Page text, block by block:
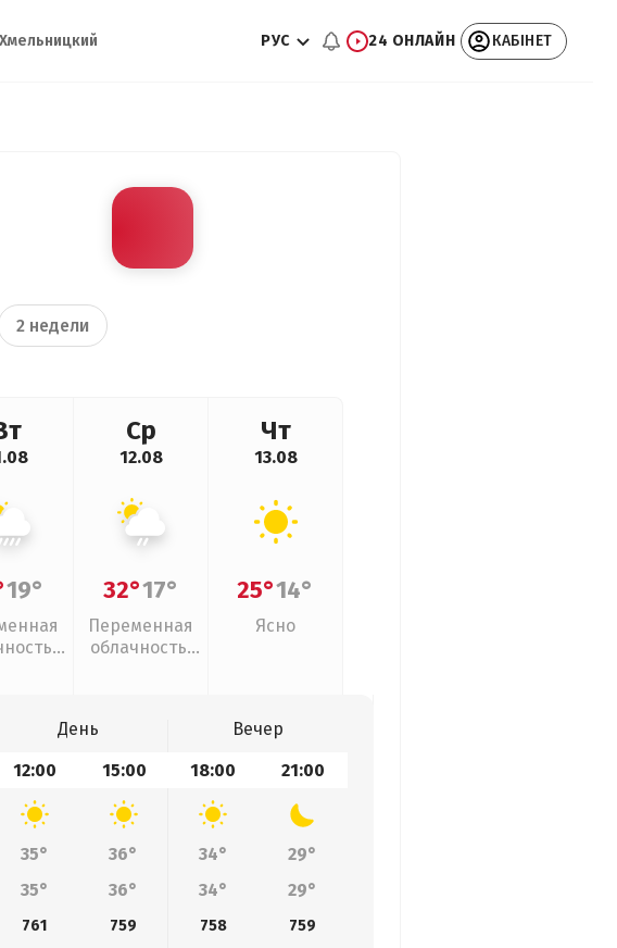
Хмельницкий РУС 24 ОНЛАЙН КАБІНЕТ
2 недели
19°
Ср
12.08
32°17°
Переменная
облачность,
Чт
13.08
25°14°
Ясно
День
Вечер
12:00 15:00 18:00 21:00
35° 36° 34°
29°
35° 36° 34° 29°
761 759 758
759